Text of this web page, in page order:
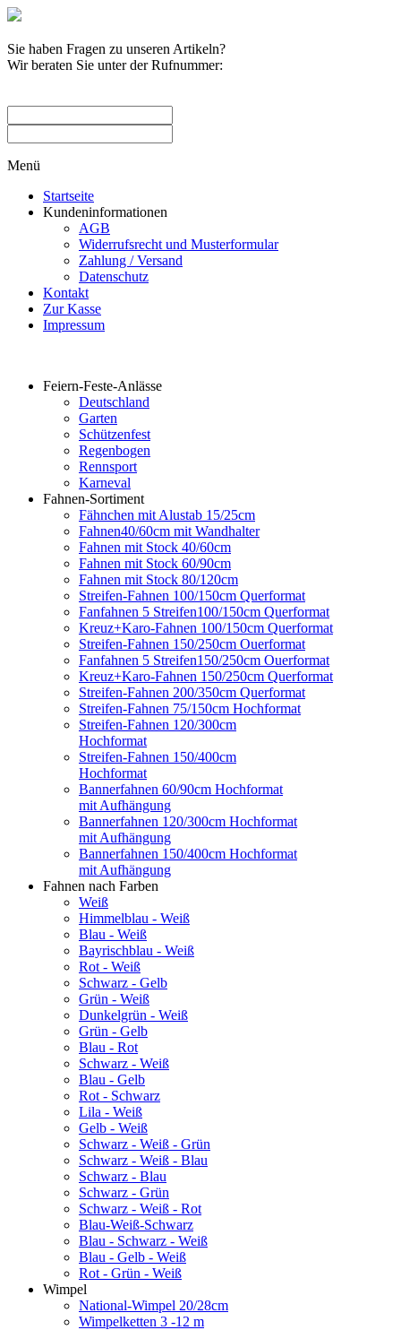
Sie haben Fragen zu unseren Artikeln?
Wir beraten Sie unter der Rufnummer:
Menü
Startseite
Kundeninformationen
AGB
Widerrufsrecht und Musterformular
Zahlung / Versand
Datenschutz
Kontakt
Zur Kasse
Impressum
Feiern-Feste-Anlässe
Deutschland
Garten
Schützenfest
Regenbogen
Rennsport
Karneval
Fahnen-Sortiment
Fähnchen mit Alustab 15/25cm
Fahnen40/60cm mit Wandhalter
Fahnen mit Stock 40/60cm
Fahnen mit Stock 60/90cm
Fahnen mit Stock 80/120cm
Streifen-Fahnen 100/150cm Querformat
Fanfahnen 5 Streifen100/150cm Querformat
Kreuz+Karo-Fahnen 100/150cm Querformat
Streifen-Fahnen 150/250cm Ouerformat
Fanfahnen 5 Streifen150/250cm Ouerformat
Kreuz+Karo-Fahnen 150/250cm Querformat
Streifen-Fahnen 200/350cm Querformat
Streifen-Fahnen 75/150cm Hochformat
Streifen-Fahnen 120/300cm
Hochformat
Streifen-Fahnen 150/400cm
Hochformat
Bannerfahnen 60/90cm Hochformat
mit Aufhängung
Bannerfahnen 120/300cm Hochformat
mit Aufhängung
Bannerfahnen 150/400cm Hochformat
mit Aufhängung
Fahnen nach Farben
Weiß
Himmelblau - Weiß
Blau - Weiß
Bayrischblau - Weiß
Rot - Weiß
Schwarz - Gelb
Grün - Weiß
Dunkelgrün - Weiß
Grün - Gelb
Blau - Rot
Schwarz - Weiß
Blau - Gelb
Rot - Schwarz
Lila - Weiß
Gelb - Weiß
Schwarz - Weiß - Grün
Schwarz - Weiß - Blau
Schwarz - Blau
Schwarz - Grün
Schwarz - Weiß - Rot
Blau-Weiß-Schwarz
Blau - Schwarz - Weiß
Blau - Gelb - Weiß
Rot - Grün - Weiß
Wimpel
National-Wimpel 20/28cm
Wimpelketten 3 -12 m